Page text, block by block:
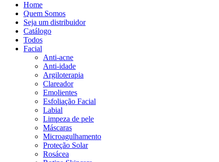
Home
Quem Somos
Seja um distribuidor
Catálogo
Todos
Facial
Anti-acne
Anti-idade
Argiloterapia
Clareador
Emolientes
Esfoliação Facial
Labial
Limpeza de pele
Máscaras
Microagulhamento
Proteção Solar
Rosácea